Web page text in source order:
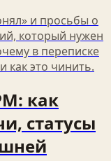
и просьбы о
который нужен
в переписке
как это чинить.
как
статусы